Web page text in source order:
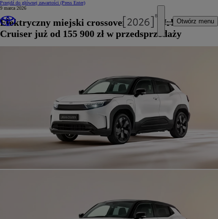
Przejdź do głównej zawartości (Press Enter)
Otwórz menu
9 marca 2026
Elektryczny miejski crossover Toyota Urban
Cruiser już od 155 900 zł w przedsprzedaży